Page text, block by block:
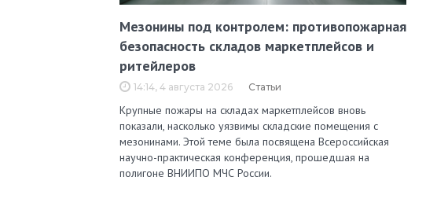
Мезонины под контролем: противопожарная
безопасность складов маркетплейсов и
ритейлеров
14:14, 4 августа 2026 Статьи
Крупные пожары на складах маркетплейсов вновь
показали, насколько уязвимы складские помещения с
мезонинами. Этой теме была посвящена Всероссийская
научно-практическая конференция, прошедшая на
полигоне ВНИИПО МЧС России.